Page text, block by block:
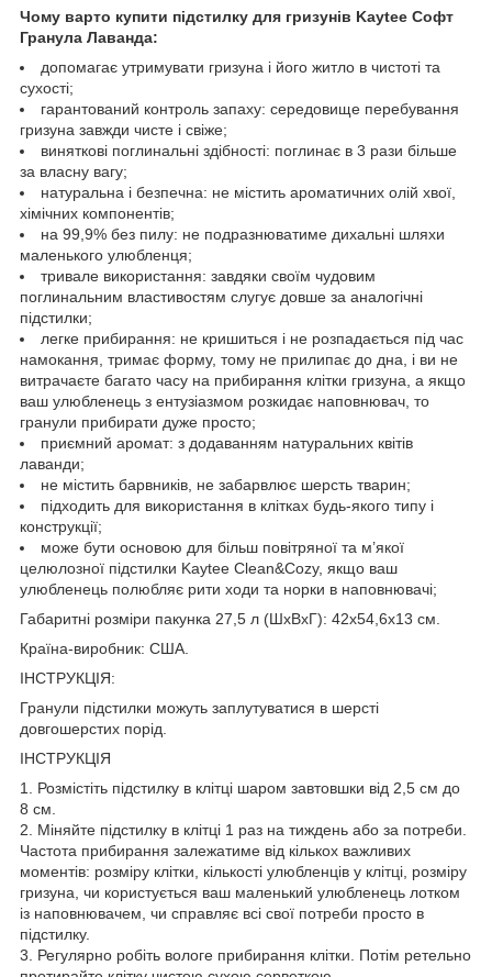
Чому варто купити підстилку для гризунів Kaytee Софт
Гранула Лаванда:
допомагає утримувати гризуна і його житло в чистоті та
сухості;
гарантований контроль запаху: середовище перебування
гризуна завжди чисте і свіже;
виняткові поглинальні здібності: поглинає в 3 рази більше
за власну вагу;
натуральна і безпечна: не містить ароматичних олій хвої,
хімічних компонентів;
на 99,9% без пилу: не подразнюватиме дихальні шляхи
маленького улюбленця;
тривале використання: завдяки своїм чудовим
поглинальним властивостям слугує довше за аналогічні
підстилки;
легке прибирання: не кришиться і не розпадається під час
намокання, тримає форму, тому не прилипає до дна, і ви не
витрачаєте багато часу на прибирання клітки гризуна, а якщо
ваш улюбленець з ентузіазмом розкидає наповнювач, то
гранули прибирати дуже просто;
приємний аромат: з додаванням натуральних квітів
лаванди;
не містить барвників, не забарвлює шерсть тварин;
підходить для використання в клітках будь-якого типу і
конструкції;
може бути основою для більш повітряної та м’якої
целюлозної підстилки Kaytee Clean&Cozy, якщо ваш
улюбленець полюбляє рити ходи та норки в наповнювачі;
Габаритні розміри пакунка 27,5 л (ШхВхГ): 42х54,6х13 см.
Країна-виробник: США.
ІНСТРУКЦІЯ:
Гранули підстилки можуть заплутуватися в шерсті
довгошерстих порід.
ІНСТРУКЦІЯ
1. Розмістіть підстилку в клітці шаром завтовшки від 2,5 см до
8 см.
2. Міняйте підстилку в клітці 1 раз на тиждень або за потреби.
Частота прибирання залежатиме від кількох важливих
моментів: розміру клітки, кількості улюбленців у клітці, розміру
гризуна, чи користується ваш маленький улюбленець лотком
із наповнювачем, чи справляє всі свої потреби просто в
підстилку.
3. Регулярно робіть вологе прибирання клітки. Потім ретельно